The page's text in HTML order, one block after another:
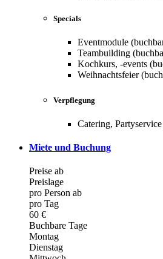
Specials
Eventmodule
Teambuilding
Kochkurs, -events
Weihnachtsfeier
Verpflegung
Catering,
Miete und Buchung
Preise ab
Preislage
pro Person ab
pro Tag
60 €
Buchbare Tage
Montag
Dienstag